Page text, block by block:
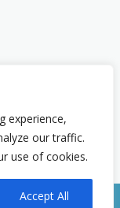
experience,
our traffic.
use of cookies.
Accept All